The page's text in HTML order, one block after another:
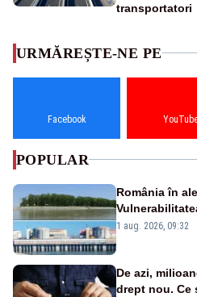
transportatori
URMĂREȘTE-NE PE
Facebook
POPULAR
România în
în pericol
1 aug. 2026, 09:32
De azi,
drept nou. Ce